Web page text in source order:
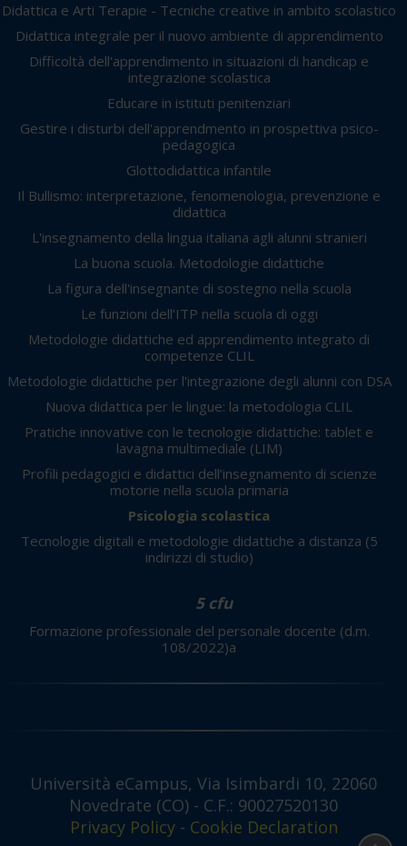
Didattica e Arti Terapie - Tecniche creative in ambito scolastico
Didattica integrale per il nuovo ambiente di apprendimento
Difficoltà dell'apprendimento in situazioni di handicap e
integrazione scolastica
Educare in istituti penitenziari
Gestire i disturbi dell'apprendmento in prospettiva psico-
pedagogica
Glottodidattica infantile
Il Bullismo: interpretazione, fenomenologia, prevenzione e
didattica
L'insegnamento della lingua italiana agli alunni stranieri
La buona scuola. Metodologie didattiche
La figura dell'insegnante di sostegno nella scuola
Le funzioni dell’ITP nella scuola di oggi
Metodologie didattiche ed apprendimento integrato di
competenze CLIL
Metodologie didattiche per l'integrazione degli alunni con DSA
Nuova didattica per le lingue: la metodologia CLIL
Pratiche innovative con le tecnologie didattiche: tablet e
lavagna multimediale (LIM)
Profili pedagogici e didattici dell’insegnamento di scienze
motorie nella scuola primaria
Psicologia scolastica
Tecnologie digitali e metodologie didattiche a distanza (5
indirizzi di studio)
5 cfu
Formazione professionale del personale docente (d.m.
108/2022)a
Università eCampus, Via Isimbardi 10, 22060
Novedrate (CO) - C.F.: 90027520130
Privacy Policy- Cookie Declaration